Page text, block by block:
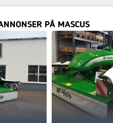
PÅ MASCUS